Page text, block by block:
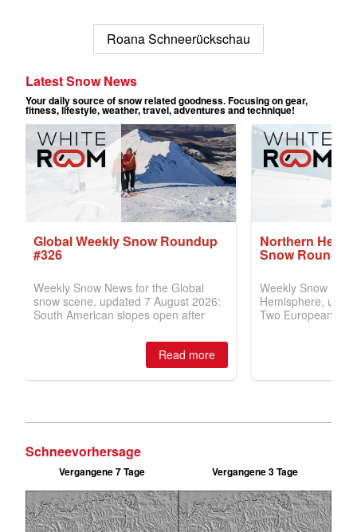
Roana Schneerückschau
Schneevorhersage
Vergangene 7 Tage Vergangene 3 Tage